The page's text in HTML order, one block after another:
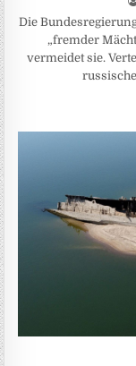
Die
„fremder
vermeidet sie.